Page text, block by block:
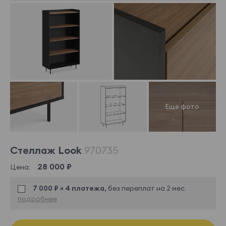
Стеллаж Look 970735
Цена: 28 000 ₽
7 000 ₽ × 4 платежа, без переплат на 2 мес.
подробнее